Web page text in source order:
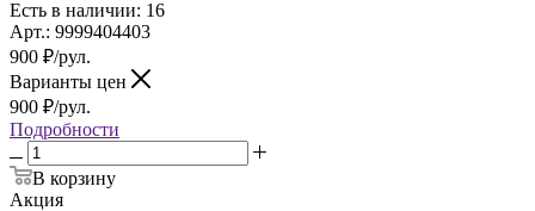
Есть в наличии: 16
Арт.: 9999404403
900 ₽/рул.
Варианты цен
900 ₽/рул.
Подробности
В корзину
Акция